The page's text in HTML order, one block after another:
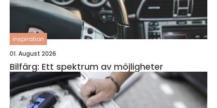
inspiration
01. August 2026
Bilfärg: Ett spektrum av möjligheter